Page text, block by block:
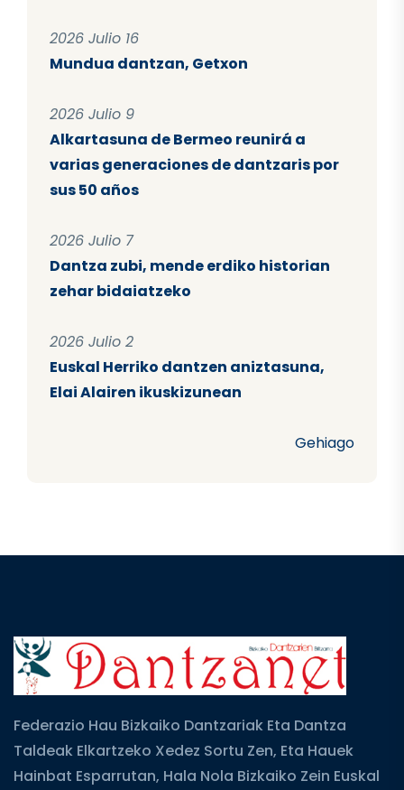
2026 Julio 16
Mundua dantzan, Getxon
2026 Julio 9
Alkartasuna de Bermeo reunirá a
varias generaciones de dantzaris por
sus 50 años
2026 Julio 7
Dantza zubi, mende erdiko historian
zehar bidaiatzeko
2026 Julio 2
Euskal Herriko dantzen aniztasuna,
Elai Alairen ikuskizunean
Gehiago
Federazio Hau Bizkaiko Dantzariak Eta Dantza
Taldeak Elkartzeko Xedez Sortu Zen, Eta Hauek
Hainbat Esparrutan, Hala Nola Bizkaiko Zein Euskal